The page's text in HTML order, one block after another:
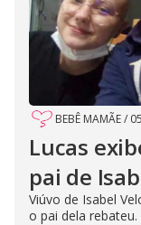
BEBÊ MAMÃE/
Lucas
pai de
Viúvo de Isabel
o pai dela rebateu.